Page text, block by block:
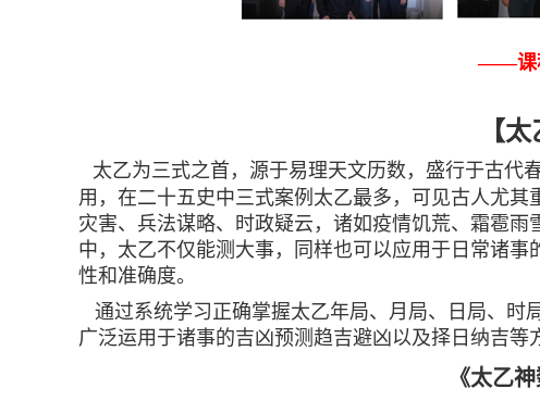
——课
【
太乙为三式之首，源于易理天文历数，盛行于古代
用，在二十五史中三式案例太乙最多，可见古人尤
灾害、兵法谋略、时政疑云，诸如疫情饥荒、霜雹
中，太乙不仅能测大事，同样也可以应用于日常诸
性和准确度。
通过系统学习正确掌握太乙年局、月局、日局、时
广泛运用于诸事的吉凶预测趋吉避凶以及择日纳吉等
《太乙